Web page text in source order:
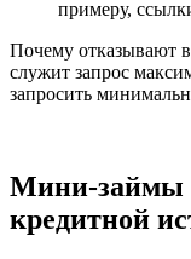
примеру,
Почему отказывают
служит запрос
запросить
Мини-займы
кредитной